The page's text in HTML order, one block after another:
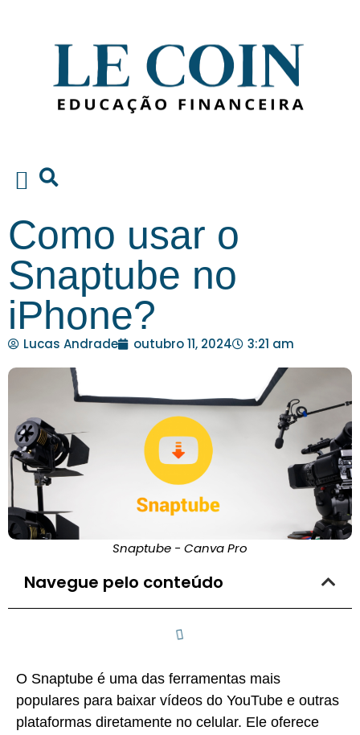
Como usar o
Snaptube no
iPhone?
Lucas Andrade outubro 11, 2024 3:21 am
Snaptube - Canva Pro
Navegue pelo conteúdo
O Snaptube é uma das ferramentas mais
populares para baixar vídeos do YouTube e outras
plataformas diretamente no celular. Ele oferece